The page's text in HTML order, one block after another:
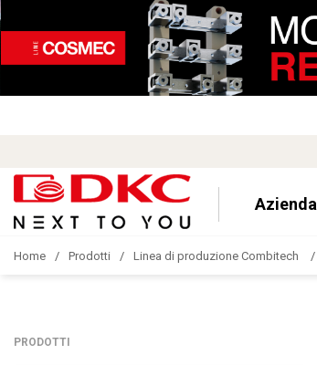
Azienda
Home Prodotti Linea di produzione Combitech
PRODOTTI